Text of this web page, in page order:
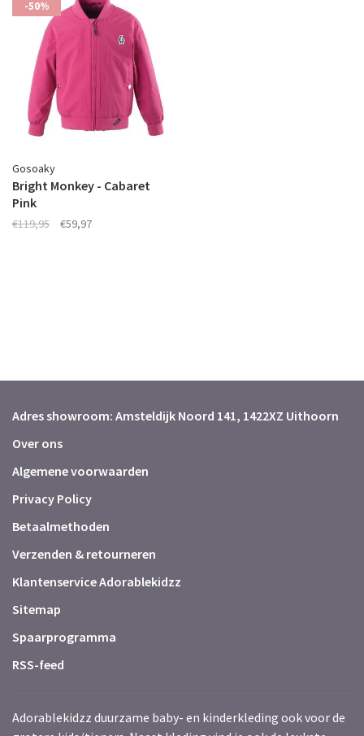
-50%
Gosoaky
Bright Monkey - Cabaret
Pink
€119,95 €59,97
Adres showroom: Amsteldijk Noord 141, 1422XZ Uithoorn
Over ons
Algemene voorwaarden
Privacy Policy
Betaalmethoden
Verzenden & retourneren
Klantenservice Adorablekidzz
Sitemap
Spaarprogramma
RSS-feed
Adorablekidzz duurzame baby- en kinderkleding ook voor de